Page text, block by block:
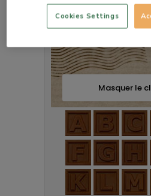
Masquer le
Cookies Settings